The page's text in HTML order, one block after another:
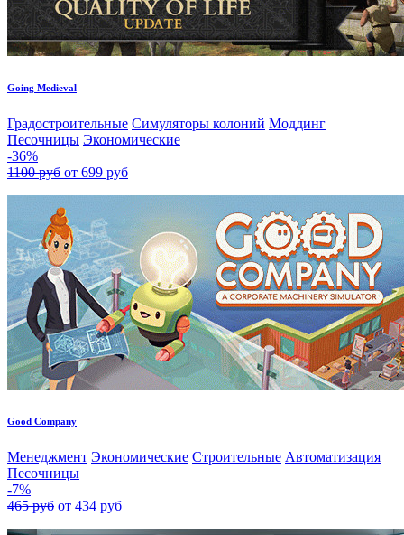
Going Medieval
Градостроительные Симуляторы колоний Моддинг
Песочницы Экономические
-36%
1100 руб от 699 руб
Good Company
Менеджмент Экономические Строительные Автоматизация
Песочницы
-7%
465 руб от 434 руб